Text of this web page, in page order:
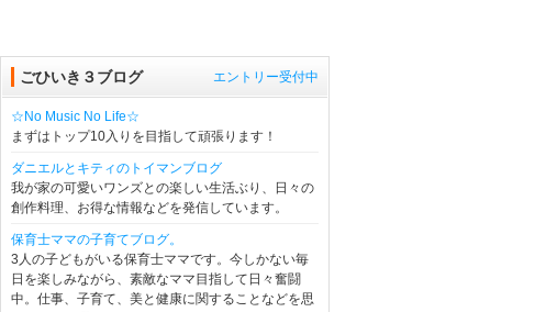
エントリー受付中
ごひいき３ブログ
☆No Music No Life☆
まずはトップ10入りを目指して頑張ります！
ダニエルとキティのトイマンブログ
我が家の可愛いワンズとの楽しい生活ぶり、日々の
創作料理、お得な情報などを発信しています。
保育士ママの子育てブログ。
3人の子どもがいる保育士ママです。今しかない毎
日を楽しみながら、素敵なママ目指して日々奮闘
中。仕事、子育て、美と健康に関することなどを思